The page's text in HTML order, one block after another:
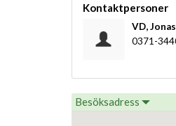
Kontaktpersoner
VD,
0371-
Besöksadress